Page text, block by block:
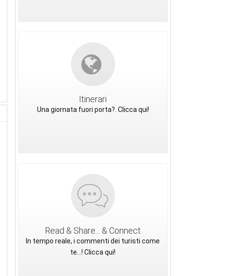
Itinerari
Una giornata fuori porta?. Clicca qui!
Read & Share... & Connect
In tempo reale, i commenti dei turisti come
te...! Clicca qui!